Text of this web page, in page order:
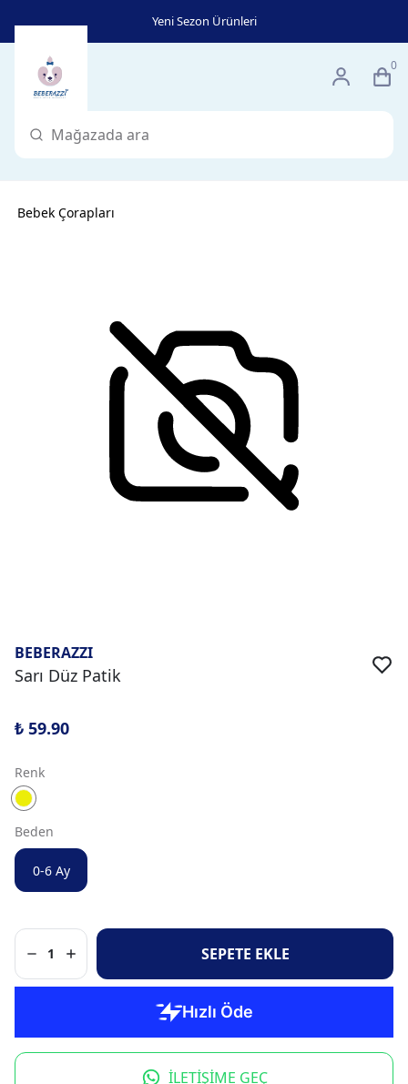
Yeni Sezon Ürünleri
0
Bebek Çorapları
BEBERAZZI
Sarı Düz Patik
₺ 59.90
Renk
Beden
0-6 Ay
1 SEPETE EKLE
İLETİŞİME GEÇ